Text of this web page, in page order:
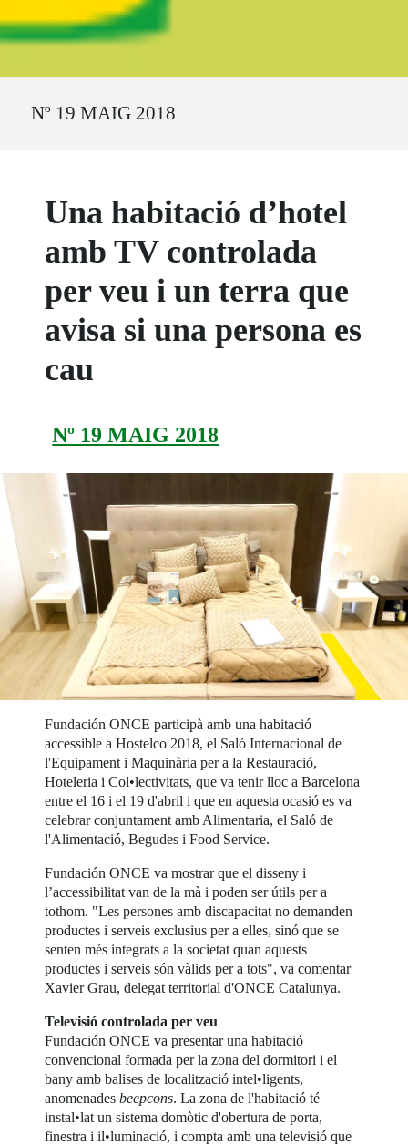
Nº 19 MAIG 2018
Una habitació d’hotel
amb TV controlada
per veu i un terra que
avisa si una persona es
cau
Nº 19 MAIG 2018
Fundación ONCE participà amb una habitació
accessible a Hostelco 2018, el Saló Internacional de
l'Equipament i Maquinària per a la Restauració,
Hoteleria i Col•lectivitats, que va tenir lloc a Barcelona
entre el 16 i el 19 d'abril i que en aquesta ocasió es va
celebrar conjuntament amb Alimentaria, el Saló de
l'Alimentació, Begudes i Food Service.
Fundación ONCE va mostrar que el disseny i
l’accessibilitat van de la mà i poden ser útils per a
tothom. "Les persones amb discapacitat no demanden
productes i serveis exclusius per a elles, sinó que se
senten més integrats a la societat quan aquests
productes i serveis són vàlids per a tots", va comentar
Xavier Grau, delegat territorial d'ONCE Catalunya.
Televisió controlada per veu
Fundación ONCE va presentar una habitació
convencional formada per la zona del dormitori i el
bany amb balises de localització intel•ligents,
anomenadesbeepcons. La zona de l'habitació té
instal•lat un sistema domòtic d'obertura de porta,
finestra i il•luminació, i compta amb una televisió que